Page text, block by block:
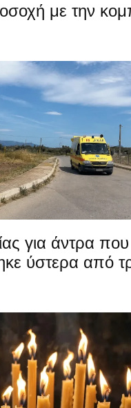
με την
για άντρα που
ύστερα από